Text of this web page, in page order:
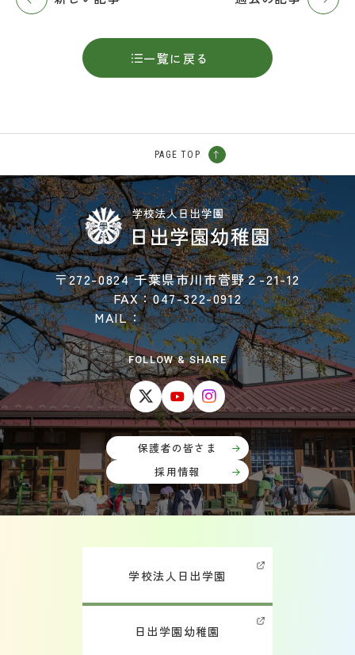
一覧に戻る
PAGE TOP
〒272-0824 千葉県市川市菅野２-21-12
FAX：047-322-0912
MAIL：web@hinode.ed.jp
FOLLOW & SHARE
保護者の皆さま
採用情報
学校法人日出学園
日出学園幼稚園